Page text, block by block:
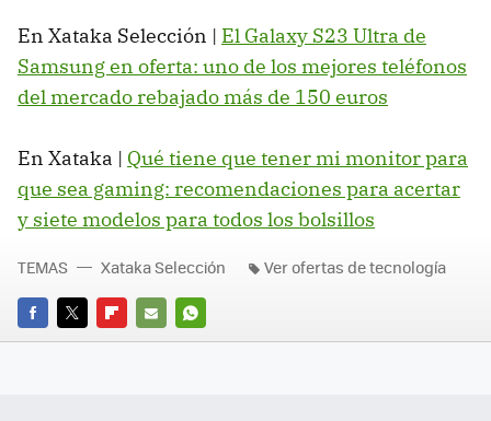
En Xataka Selección | El Galaxy S23 Ultra de
Samsung en oferta: uno de los mejores teléfonos
del mercado rebajado más de 150 euros
En Xataka | Qué tiene que tener mi monitor para
que sea gaming: recomendaciones para acertar
y siete modelos para todos los bolsillos
FACEBOOK
TWITTERFLIPBOARD
E-
WHATSAPP
TEMAS Xataka Selección Ver ofertas de tecnología